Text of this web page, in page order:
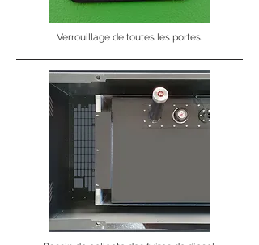
Verrouillage de toutes les portes.